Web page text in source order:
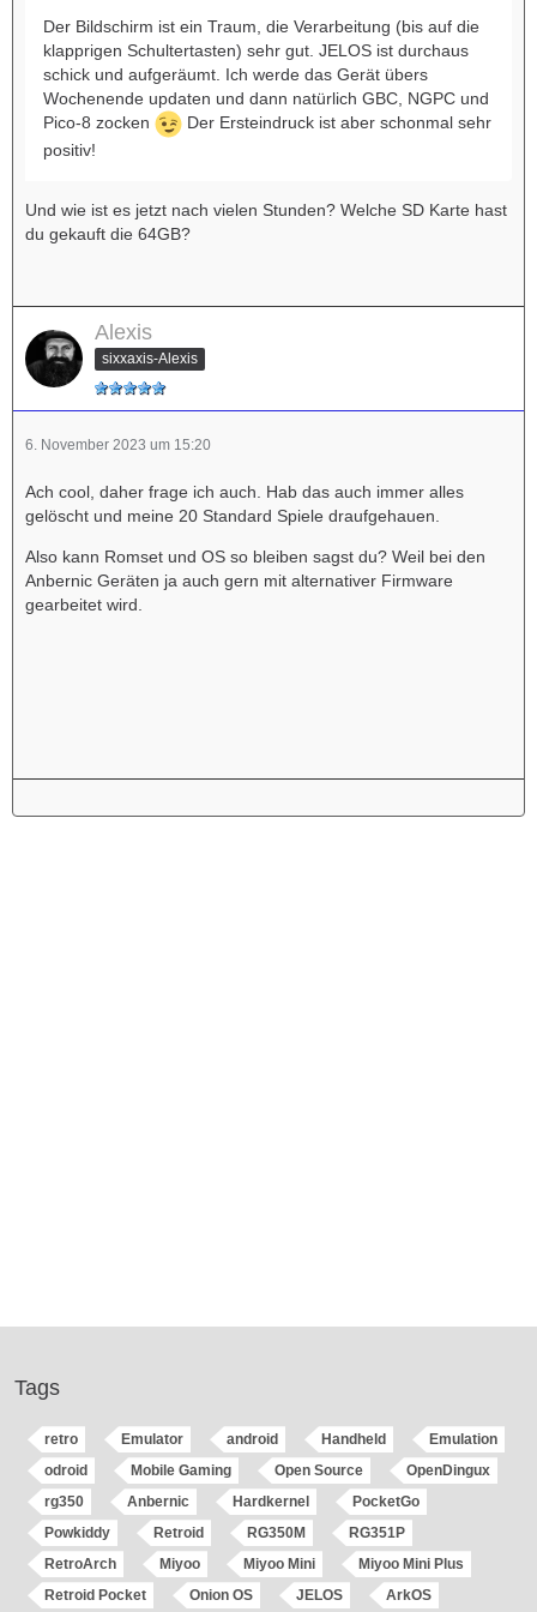
Der Bildschirm ist ein Traum, die Verarbeitung (bis auf die
klapprigen Schultertasten) sehr gut. JELOS ist durchaus
schick und aufgeräumt. Ich werde das Gerät übers
Wochenende updaten und dann natürlich GBC, NGPC und
Pico-8 zocken
Der Ersteindruck ist aber schonmal sehr
positiv!
Und wie ist es jetzt nach vielen Stunden? Welche SD Karte hast
du gekauft die 64GB?
Alexis
sixxaxis-Alexis
6. November 2023 um 15:20
Ach cool, daher frage ich auch. Hab das auch immer alles
gelöscht und meine 20 Standard Spiele draufgehauen.
Also kann Romset und OS so bleiben sagst du? Weil bei den
Anbernic Geräten ja auch gern mit alternativer Firmware
gearbeitet wird.
Tags
retro Emulator android Handheld
Emulation
odroid
Mobile Gaming Open Source
OpenDingux
rg350
Anbernic Hardkernel
PocketGo
Powkiddy
Retroid RG350M
RG351P
RetroArch
Miyoo Miyoo Mini
Miyoo Mini Plus
Retroid Pocket
Onion OS JELOS ArkOS